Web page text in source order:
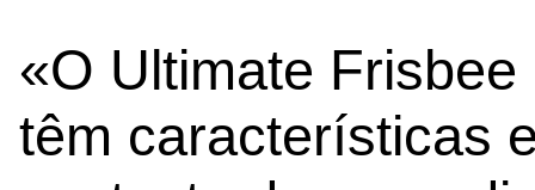
«O Ultimate
têm características